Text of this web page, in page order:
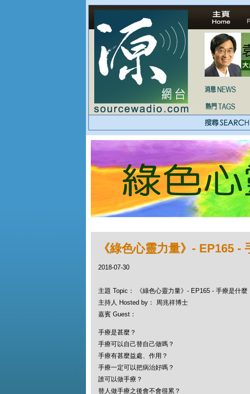
《綠色心靈力量》- EP165 -
2018-07-30
主題 Topic： 《綠色心靈力量》- EP165 - 手療是什麼
主持人 Hosted by： 周兆祥博士
嘉賓 Guest：
手療是甚麼？
手療可以自己替自己做嗎？
手療有甚麼益處、作用？
手療一定可以把病治好嗎？
誰可以做手療？
替人做手療之後會不會很累？